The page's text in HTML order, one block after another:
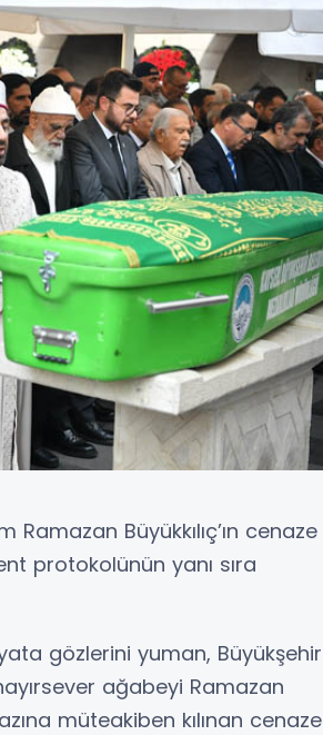
Büyükkılıç’ın cenaze
protokolünün yanı sıra
gözlerini yuman, Büyükşehir
ağabeyi Ramazan
müteakiben kılınan cenaze